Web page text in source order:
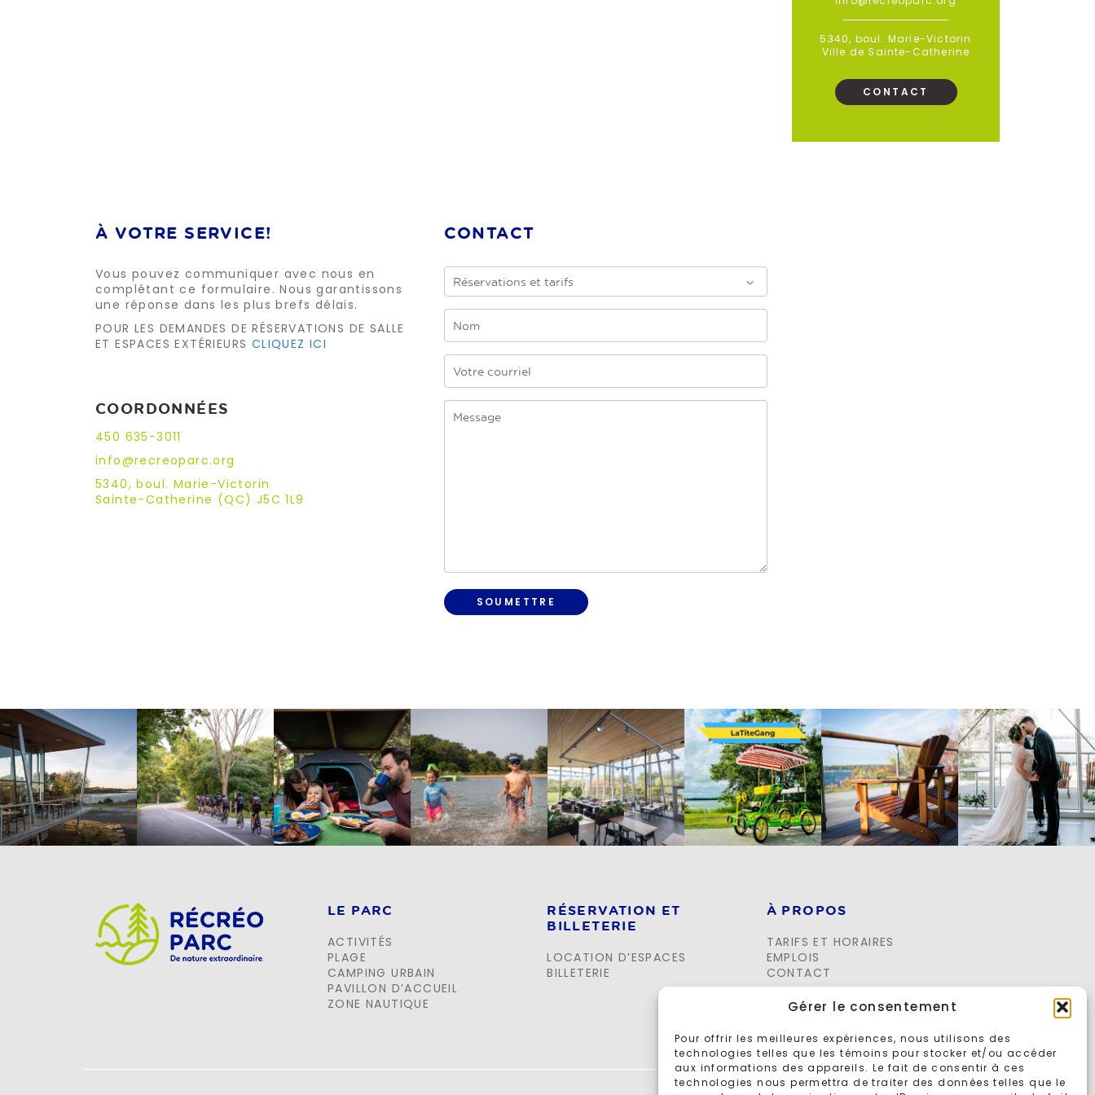
Gérer le consentement
Pour offrir les meilleures expériences, nous utilisons des
technologies telles que les témoins pour stocker et/ou accéder
aux informations des appareils. Le fait de consentir à ces
technologies nous permettra de traiter des données telles que le
À VOTRE SERVICE!
Vous pouvez communiquer avec nous en
complétant ce formulaire. Nous garantissons
une réponse dans les plus brefs délais.
POUR LES DEMANDES DE RÉSERVATIONS DE SALLE
ET ESPACES EXTÉRIEURS CLIQUEZ ICI
COORDONNÉES
450 635-3011
info@recreoparc.org
5340, boul. Marie-Victorin
Sainte-Catherine (QC) J5C 1L9
CONTACT
5340, boul. Marie-Victorin
Ville de Sainte-Catherine
CONTACT
LE PARC
ACTIVITÉS
PLAGE
CAMPING URBAIN
PAVILLON D’ACCUEIL
ZONE NAUTIQUE
RÉSERVATION ET
BILLETERIE
LOCATION D’ESPACES
BILLETERIE
À PROPOS
TARIFS ET HORAIRES
EMPLOIS
CONTACT